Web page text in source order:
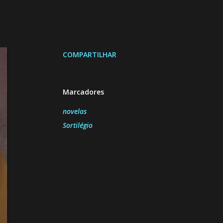
COMPARTILHAR
Marcadores
novelas
Sortilégio